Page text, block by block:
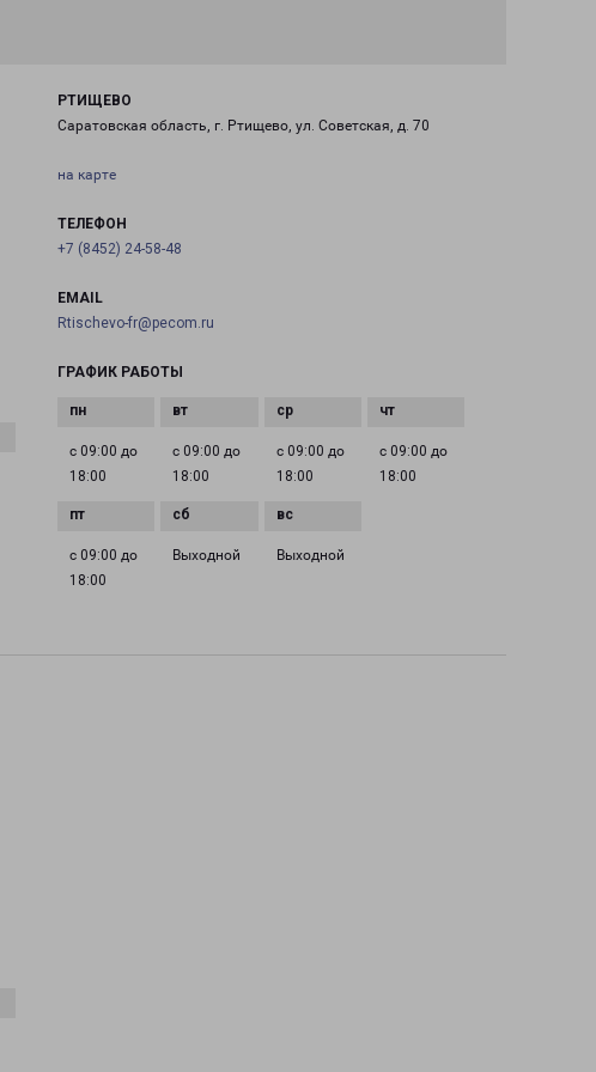
РТИЩЕВО
Саратовская область, г. Ртищево, ул. Советская, д. 70
на карте
ТЕЛЕФОН
+7 (8452) 24-58-48
EMAIL
Rtischevo-fr@pecom.ru
ГРАФИК РАБОТЫ
с 09:00 до
18:00
с 09:00 до
18:00
с 09:00 до
18:00
с 09:00 до
18:00
с 09:00 до
18:00
Выходной Выходной